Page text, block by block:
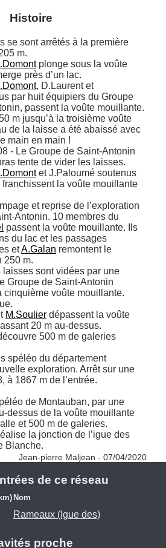
Histoire
se sont arrêtés à la première
m.
plonge sous la voûte
près d’un lac.
, D.Laurent et
par huit équipiers du Groupe
passent la voûte mouillante.
m jusqu’à la troisième voûte
de la laisse a été abaissé avec
main en main !
- Le Groupe de Saint-Antonin
tente de vider les laisses.
et J.Paloumé soutenus
la voûte mouillante
et reprise de l’exploration
Antonin. 10 membres du
passent la voûte mouillante. Ils
du lac et les passages
et A.Galan remontent le
250 m.
laisses sont vidées par une
Groupe de Saint-Antonin
cinquième voûte mouillante.
M.Soulier dépassent la voûte
20 m au-dessus.
500 m de galeries
spéléo du département
exploration. Arrêt sur une
à 1867 m de l’entrée.
de Montauban, par une
dessus de la voûte mouillante
et 500 m de galeries.
la jonction de l’igue des
Blanche.
Jean-pierre Maljean - 07/04/2020
de ce réseau
Nom
Rameaux (Igue des)
proche